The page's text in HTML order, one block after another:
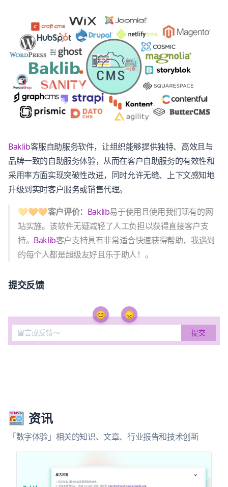
Baklib客服自助服务软件，让组织能够提供独特、高效且与
品牌一致的自助服务体验，从而在客户自助服务的有效性和
采用率方面实现突破性改进，同时允许无缝、上下文感知地
升级到实时客户服务或销售代理。
💛🧡🧡客户评价： Baklib易于使用且使用我们现有的网
站实施。该软件无疑减轻了人工负担以获得直接客户支
持。 Baklib客户支持具有非常适合快速获得帮助，我遇到
的每个人都是超级友好且乐于助人！。
提交反馈
😊 😞
资讯
「数字体验」相关的知识、文章、行业报告和技术创新